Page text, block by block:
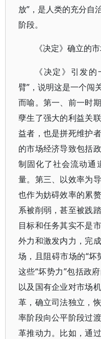
放”，是人类的充分自
阶段。
《决定》确立的
《决定》引发
臂”，说明这是一个闯
而喻。第一、前一时
孽生了强大的利益关
益者，也是拼死维护
的市场经济导致包括
制固化了社会流动通
量。第三、以效率为
也作为妨碍效率的累
系被削弱，甚至被践
目标和任务其实不是
外力和激发内力，完
场，且阻碍市场的“坏
这些“坏势力”包括政
以及国有企业对市场
革，确立司法独立，
率阶段向公平阶段过
革推动力。比如，通